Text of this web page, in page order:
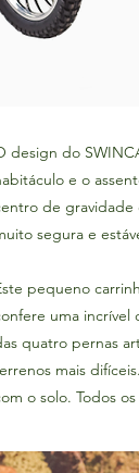
design do
e o
de gravidade
segura e
pequeno
uma incrível
quatro pernas
mais
o solo. Todos